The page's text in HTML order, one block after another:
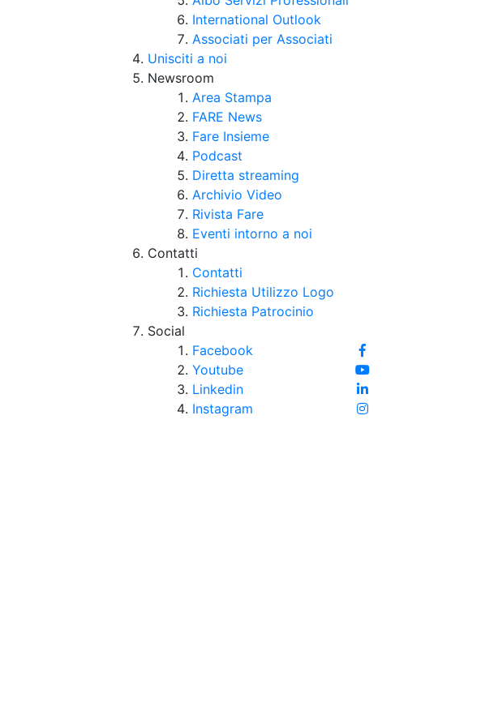
International Outlook
Associati per Associati
Unisciti a noi
Newsroom
Area Stampa
FARE News
Fare Insieme
Podcast
Diretta streaming
Archivio Video
Rivista Fare
Eventi intorno a noi
Contatti
Contatti
Richiesta Utilizzo Logo
Richiesta Patrocinio
Social
Facebook
Youtube
Linkedin
Instagram